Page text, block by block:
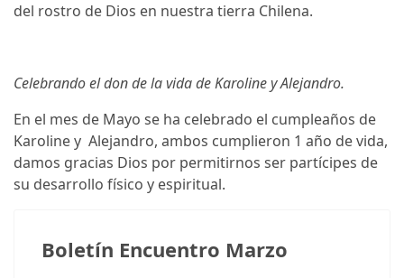
del rostro de Dios en nuestra tierra Chilena.
Celebrando el don de la vida de Karoline y Alejandro.
En el mes de Mayo se ha celebrado el cumpleaños de
Karoline y Alejandro, ambos cumplieron 1 año de vida,
damos gracias Dios por permitirnos ser partícipes de
su desarrollo físico y espiritual.
Boletín Encuentro Marzo